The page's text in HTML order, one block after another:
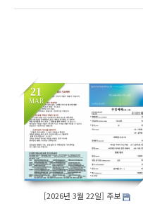
21
MAR
162
[2026년 3월 22일] 주보